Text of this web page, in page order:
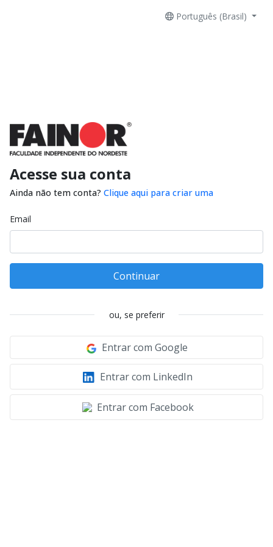
Português (Brasil)
Acesse sua conta
Ainda não tem conta? Clique aqui para criar uma
Email
Continuar
ou, se preferir
Entrar com Google
Entrar com LinkedIn
Entrar com Facebook